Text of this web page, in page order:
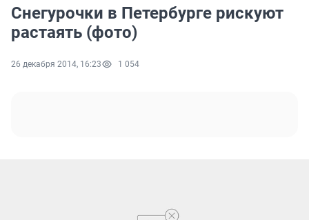
Снегурочки в Петербурге рискуют
растаять (фото)
26 декабря 2014, 16:23 1 054